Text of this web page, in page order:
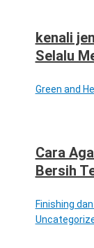
kenali
Selalu
Green and
Cara
Bersih
Finishing